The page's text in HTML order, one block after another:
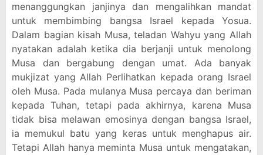
menanggungkan janjinya dan mengalihkan mandat
untuk membimbing bangsa Israel kepada Yosua.
Dalam bagian kisah Musa, teladan Wahyu yang Allah
nyatakan adalah ketika dia berjanji untuk menolong
Musa dan bergabung dengan umat. Ada banyak
mukjizat yang Allah Perlihatkan kepada orang Israel
oleh Musa. Pada mulanya Musa percaya dan beriman
kepada Tuhan, tetapi pada akhirnya, karena Musa
tidak bisa melawan emosinya dengan bangsa Israel,
ia memukul batu yang keras untuk menghapus air.
Tetapi Allah hanya meminta Musa untuk mengatakan,